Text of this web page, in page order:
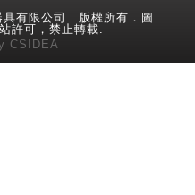
有限公司 版權所有．圖
許可，禁止轉載.
CSIDEA